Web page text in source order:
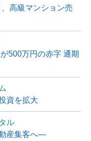
高級マンション売
500万円の赤字 通期
資を拡大
ル
産集客へ―